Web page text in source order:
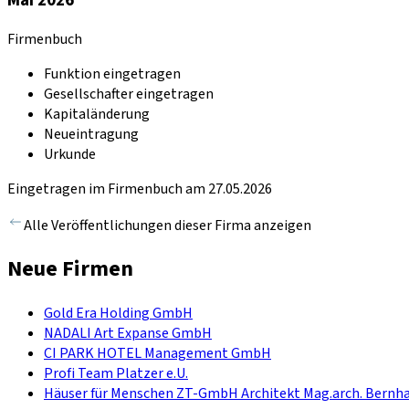
Firmenbuch
Funktion eingetragen
Gesellschafter eingetragen
Kapitaländerung
Neueintragung
Urkunde
Eingetragen im Firmenbuch am 27.05.2026
Alle Veröffentlichungen dieser Firma anzeigen
Neue Firmen
Gold Era Holding GmbH
NADALI Art Expanse GmbH
CI PARK HOTEL Management GmbH
Profi Team Platzer e.U.
Häuser für Menschen ZT-GmbH Architekt Mag.arch.